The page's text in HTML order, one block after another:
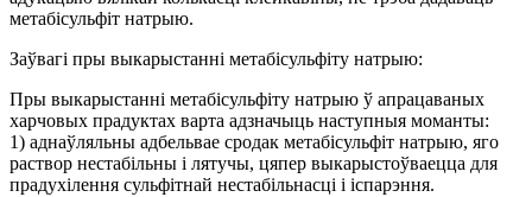
метабісульфіт натрыю.
Заўвагі пры выкарыстанні метабісульфіту натрыю:
Пры выкарыстанні метабісульфіту натрыю ў апрацаваных
харчовых прадуктах варта адзначыць наступныя моманты:
1) аднаўляльны адбельвае сродак метабісульфіт натрыю, яго
раствор нестабільны і лятучы, цяпер выкарыстоўваецца для
прадухілення сульфітнай нестабільнасці і іспарэння.